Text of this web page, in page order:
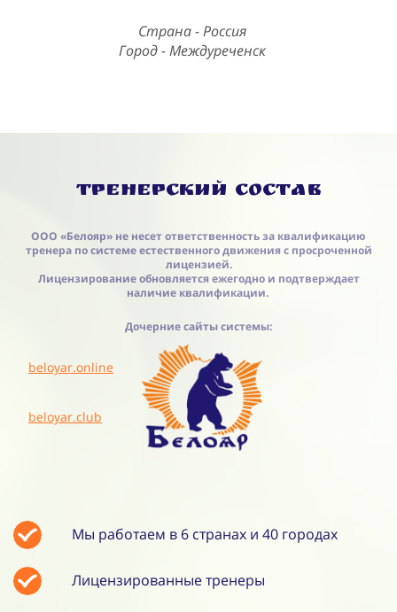
Страна - Россия
Город - Междуреченск
Тренерский состав
ООО «Белояр» не несет ответственность за квалификацию
тренера по системе естественного движения с просроченной
лицензией.
Лицензирование обновляется ежегодно и подтверждает
наличие квалификации.
Дочерние сайты системы:
beloyar.online
beloyar.club
Мы работаем в 6 странах и 40 городах
Лицензированные тренеры